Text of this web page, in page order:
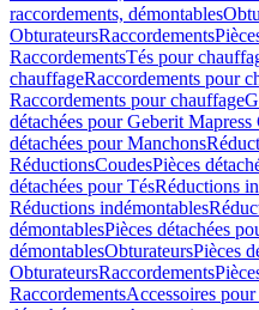
raccordements, démontables
ObturateursRaccordements
RaccordementsTés pour
chauffageRaccordements pour
Raccordements pour chauffage
détachées pour Geberit
détachées pour Manchons
RéductionsCoudesPièces
détachées pour TésRéductions
Réductions indémontables
démontablesPièces détachées
démontablesObturateursPièces
ObturateursRaccordements
RaccordementsAccessoires